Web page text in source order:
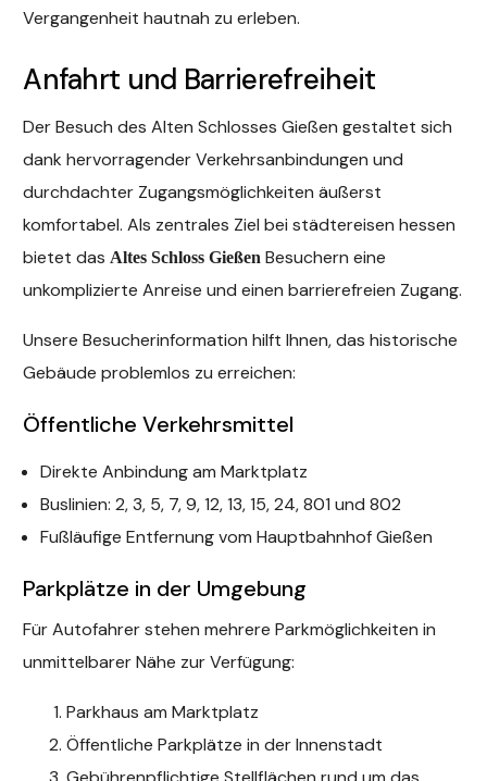
Vergangenheit hautnah zu erleben.
Anfahrt und Barrierefreiheit
Der Besuch des Alten Schlosses Gießen gestaltet sich
dank hervorragender Verkehrsanbindungen und
durchdachter Zugangsmöglichkeiten äußerst
komfortabel. Als zentrales Ziel bei städtereisen hessen
bietet dasAltes Schloss Gießen Besuchern eine
unkomplizierte Anreise und einen barrierefreien Zugang.
Unsere Besucherinformation hilft Ihnen, das historische
Gebäude problemlos zu erreichen:
Öffentliche Verkehrsmittel
Direkte Anbindung am Marktplatz
Buslinien: 2, 3, 5, 7, 9, 12, 13, 15, 24, 801 und 802
Fußläufige Entfernung vom Hauptbahnhof Gießen
Parkplätze in der Umgebung
Für Autofahrer stehen mehrere Parkmöglichkeiten in
unmittelbarer Nähe zur Verfügung:
Parkhaus am Marktplatz
Öffentliche Parkplätze in der Innenstadt